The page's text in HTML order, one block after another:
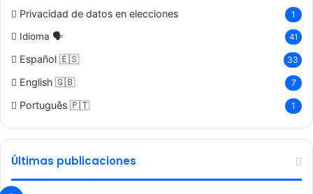
Privacidad de datos en elecciones 1
Idioma 🗣️ 41
Español 🇪🇸 33
English 🇬🇧 7
Português 🇵🇹 1
Últimas publicaciones